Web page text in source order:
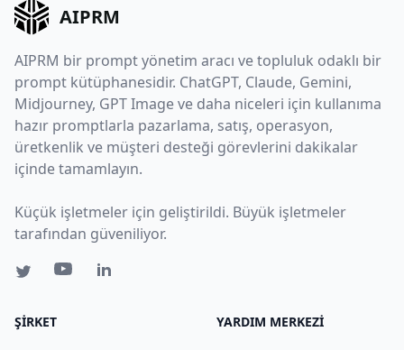
AIPRM
AIPRM bir prompt yönetim aracı ve topluluk odaklı bir
prompt kütüphanesidir. ChatGPT, Claude, Gemini,
Midjourney, GPT Image ve daha niceleri için kullanıma
hazır promptlarla pazarlama, satış, operasyon,
üretkenlik ve müşteri desteği görevlerini dakikalar
içinde tamamlayın.
Küçük işletmeler için geliştirildi. Büyük işletmeler
tarafından güveniliyor.
ŞIRKET YARDIM MERKEZI